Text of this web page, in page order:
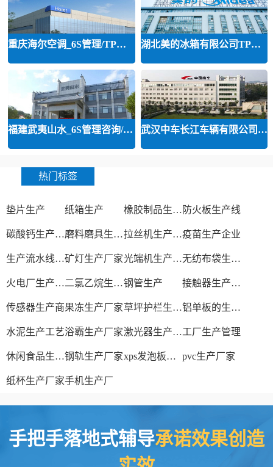
重庆海尔空调_6S管理/TPM管理咨询 湖北美的冰箱有限公司TPM设备管理
福建武夷山水_6S管理咨询/班组建设 武汉中车长江车辆有限公司TPM咨询
热门标签
垫片生产 纸箱生产 橡胶制品生产厂 防火板生产线
碳酸钙生产设备 磨料磨具生产厂家 拉丝机生产厂家疫苗生产企业
生产流水线设备矿灯生产厂家 光端机生产厂家 无纺布袋生产厂家
火电厂生产过程 二氯乙烷生产厂家钢管生产 接触器生产厂家
传感器生产商果冻生产厂家 草坪护栏生产厂家 铝单板的生产厂家
水泥生产工艺浴霸生产厂家 激光器生产厂家工厂生产管理
休闲食品生产线钢轨生产厂家 xps发泡板材生产线 pvc生产厂家
纸杯生产厂家手机生产厂
手把手落地式辅导承诺效果创造